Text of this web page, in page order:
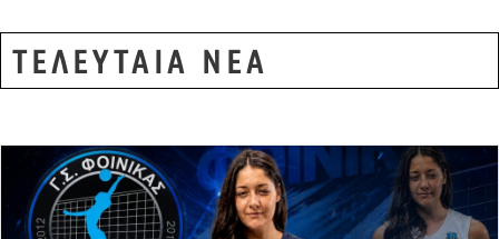
ΤΕΛΕΥΤΑΙΑ ΝΕΑ